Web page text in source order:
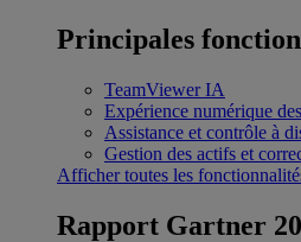
Principales
TeamViewer IA
Expérience numérique
Assistance et contrôle à
Gestion des actifs et
Afficher toutes les
Rapport Gartner